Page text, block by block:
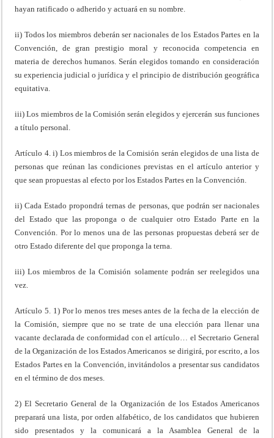
hayan ratificado o adherido y actuará en su nombre.
ii) Todos los miembros deberán ser nacionales de los Estados Partes en la
Convención, de gran prestigio moral y reconocida competencia en
materia de derechos humanos. Serán elegidos tomando en consideración
su experiencia judicial o jurídica y el principio de distribución geográfica
equitativa.
iii) Los miembros de la Comisión serán elegidos y ejercerán sus funciones
a título personal.
Artículo 4. i) Los miembros de la Comisión serán elegidos de una lista de
personas que reúnan las condiciones previstas en el artículo anterior y
que sean propuestas al efecto por los Estados Partes en la Convención.
ii) Cada Estado propondrá ternas de personas, que podrán ser nacionales
del Estado que las proponga o de cualquier otro Estado Parte en la
Convención. Por lo menos una de las personas propuestas deberá ser de
otro Estado diferente del que proponga la terna.
iii) Los miembros de la Comisión solamente podrán ser reelegidos una
vez.
Artículo 5. 1) Por lo menos tres meses antes de la fecha de la elección de
la Comisión, siempre que no se trate de una elección para llenar una
vacante declarada de conformidad con el artículo… el Secretario General
de la Organización de los Estados Americanos se dirigirá, por escrito, a los
Estados Partes en la Convención, invitándolos a presentar sus candidatos
en el término de dos meses.
2) El Secretario General de la Organización de los Estados Americanos
preparará una lista, por orden alfabético, de los candidatos que hubieren
sido presentados y la comunicará a la Asamblea General de la